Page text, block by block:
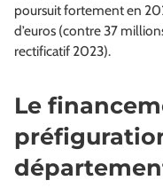
poursuit fortement en
d’euros (contre 37
rectificatif 2023).
Le